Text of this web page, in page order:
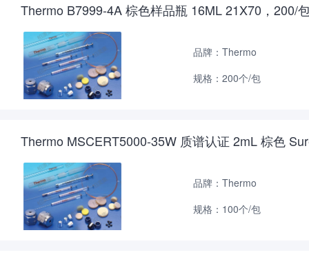
Thermo B7999-4A 棕色样品瓶 16ML 21X70，200/
品牌：Thermo
规格：200个/包
Thermo MSCERT5000-35W 质谱认证 2mL 棕色
品牌：Thermo
规格：100个/包